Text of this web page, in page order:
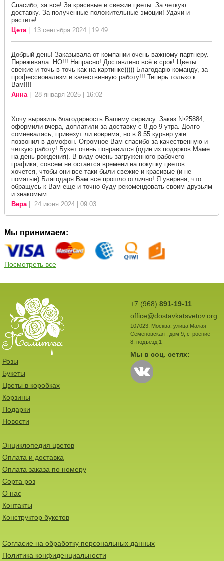
Спасибо, за все! За красивые и свежие цветы. За четкую
доставку. За полученные положительные эмоции! Удачи и
растите!
Цета| 13 сентября 2024 | 19:49
Добрый день! Заказывала от компании очень важному партнеру.
Переживала. НО!!! Напрасно! Доставлено всё в срок! Цветы
свежие и точь-в-точь как на картинке))))) Благодарю команду, за
профессионализм и качественную работу!!! Теперь только к
Вам!!!!
Анна| 28 января 2025 | 16:02
Хочу выразить благодарность Вашему сервису. Заказ №25884,
оформили вчера, доплатили за доставку с 8 до 9 утра. Долго
сомневалась, привезут ли вовремя, но в 8:55 курьер уже
позвонил в домофон. Огромное Вам спасибо за качественную и
четкую работу! Букет очень понравился (один из подарков Маме
на день рождения). В виду очень загруженного рабочего
графика, совсем не остается времени на покупку цветов...
хочется, чтобы они все-таки были свежие и красивые (и не
помятые) Благодаря Вам все прошло отлично! Я уверена, что
обращусь к Вам еще и точно буду рекомендовать своим друзьям
и знакомым.
Вера| 24 июня 2024 | 09:03
Мы принимаем:
Посмотреть все
+7 (968) 891-19-11
office@dostavkatsvetov.org
107023, Москва, улица Малая
Семеновская , дом 9, строение
8, подъезд 1
Мы в соц. сетях:
Розы
Букеты
Цветы в коробках
Корзины
Подарки
Новости
Энциклопедия цветов
Оплата и доставка
Оплата заказа по номеру
Сорта роз
О нас
Контакты
Конструктор букетов
Согласие на обработку персональных данных
Политика конфиденциальности